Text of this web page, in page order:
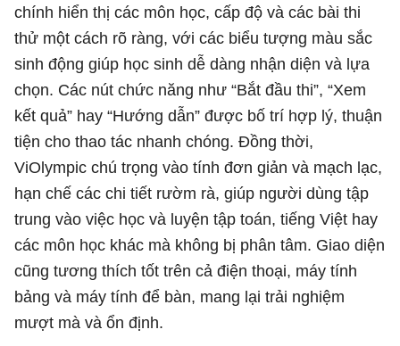
chính hiển thị các môn học, cấp độ và các bài thi
thử một cách rõ ràng, với các biểu tượng màu sắc
sinh động giúp học sinh dễ dàng nhận diện và lựa
chọn. Các nút chức năng như “Bắt đầu thi”, “Xem
kết quả” hay “Hướng dẫn” được bố trí hợp lý, thuận
tiện cho thao tác nhanh chóng. Đồng thời,
ViOlympic chú trọng vào tính đơn giản và mạch lạc,
hạn chế các chi tiết rườm rà, giúp người dùng tập
trung vào việc học và luyện tập toán, tiếng Việt hay
các môn học khác mà không bị phân tâm. Giao diện
cũng tương thích tốt trên cả điện thoại, máy tính
bảng và máy tính để bàn, mang lại trải nghiệm
mượt mà và ổn định.